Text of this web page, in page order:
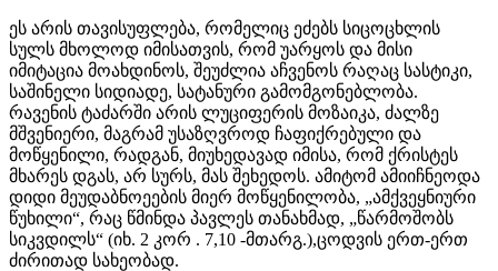
ეს არის თავისუფლება, რომელიც ეძებს სიცოცხლის
სულს მხოლოდ იმისათვის, რომ უარყოს და მისი
იმიტაცია მოახდინოს, შეუძლია აჩვენოს რაღაც სასტიკი,
საშინელი სიდიადე, სატანური გამომგონებლობა.
რავენის ტაძარში არის ლუციფერის მოზაიკა, ძალზე
მშვენიერი, მაგრამ უსაზღვროდ ჩაფიქრებული და
მოწყენილი, რადგან, მიუხედავად იმისა, რომ ქრისტეს
მხარეს დგას, არ სურს, მას შეხედოს. ამიტომ ამიიჩნეოდა
დიდი მეუდაბნოეების მიერ მოწყენილობა, „ამქვეყნიური
წუხილი“, რაც წმინდა პავლეს თანახმად, „წარმოშობს
სიკვდილს“ (იხ. 2 კორ . 7,10 -მთარგ.),ცოდვის ერთ-ერთ
ძირითად სახეობად.